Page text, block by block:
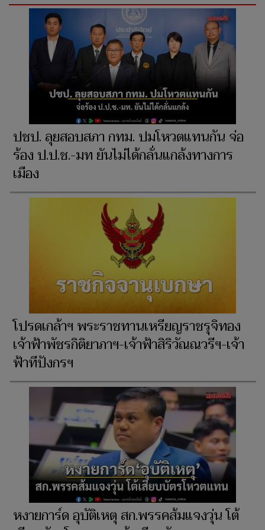
ปชป. ลุยสอบสภา กทม. ปมโหวตแทนกัน จ่อ
ร้อง ป.ป.ช.-มท ยันไม่ได้กลั่นแกล้งทางการ
เมือง
โปรดเกล้าฯ พระราชทานเหรียญราชรุจิทอง
เจ้าฟ้าพัชรกิติยาภาฯ-เจ้าฟ้าสิริวัณณวรีฯ-เจ้า
ฟ้าทีปังกรฯ
หงายการ์ด อุบัติเหตุ สก.พรรคส้มแจงวุ่น โต้